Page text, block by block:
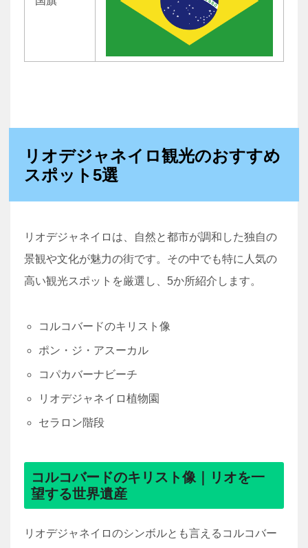
リオデジャネイロ観光のおすすめ
スポット5選
リオデジャネイロは、自然と都市が調和した独自の
景観や文化が魅力の街です。その中でも特に人気の
高い観光スポットを厳選し、5か所紹介します。
コルコバードのキリスト像
ポン・ジ・アスーカル
コパカバーナビーチ
リオデジャネイロ植物園
セラロン階段
コルコバードのキリスト像｜リオを一
望する世界遺産
リオデジャネイロのシンボルとも言えるコルコバー